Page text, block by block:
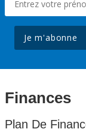
Je m'abonne
Finances
Plan De